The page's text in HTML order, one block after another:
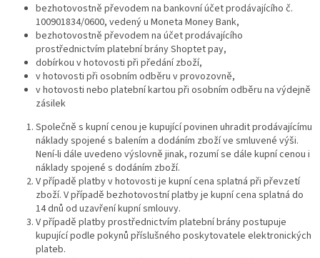
bezhotovostně převodem na bankovní účet prodávajícího č.
100901834/0600, vedený u Moneta Money Bank,
bezhotovostně převodem na účet prodávajícího
prostřednictvím platební brány Shoptet pay,
dobírkou v hotovosti při předání zboží,
v hotovosti při osobním odběru v provozovně,
v hotovosti nebo platební kartou při osobním odběru na výdejně
zásilek
Společně s kupní cenou je kupující povinen uhradit prodávajícímu
náklady spojené s balením a dodáním zboží ve smluvené výši.
Není-li dále uvedeno výslovně jinak, rozumí se dále kupní cenou i
náklady spojené s dodáním zboží.
V případě platby v hotovosti je kupní cena splatná při převzetí
zboží. V případě bezhotovostní platby je kupní cena splatná do
14 dnů od uzavření kupní smlouvy.
V případě platby prostřednictvím platební brány postupuje
kupující podle pokynů příslušného poskytovatele elektronických
plateb.